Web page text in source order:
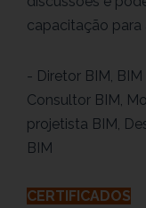
capacitação para
- Diretor BIM,
Consultor BIM,
projetista BIM,
BIM
CERTIFICADOS